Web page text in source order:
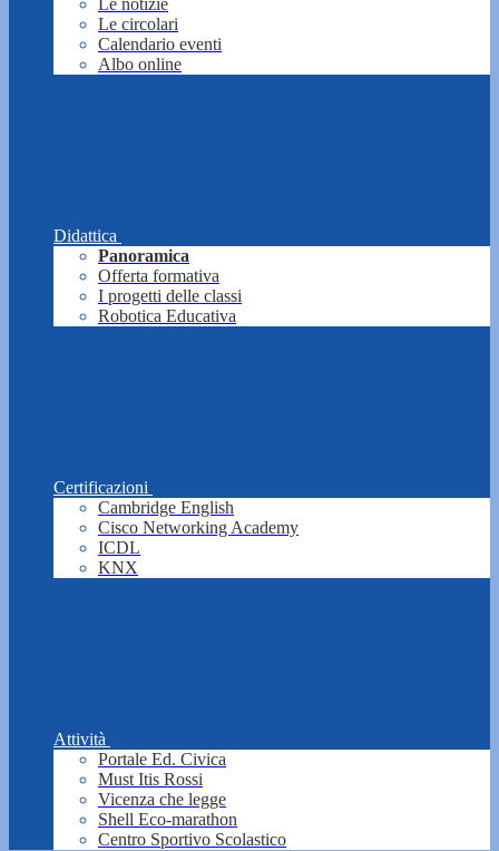
Le notizie
Le circolari
Calendario eventi
Albo online
Didattica
Panoramica
Offerta formativa
I progetti delle classi
Robotica Educativa
Certificazioni
Cambridge English
Cisco Networking Academy
ICDL
KNX
Attività
Portale Ed. Civica
Must Itis Rossi
Vicenza che legge
Shell Eco-marathon
Centro Sportivo Scolastico